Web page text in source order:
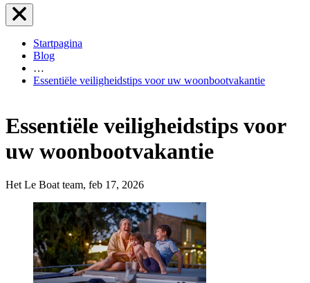
Startpagina
Blog
…
Essentiële veiligheidstips voor uw woonbootvakantie
Essentiële veiligheidstips voor
uw woonbootvakantie
Het Le Boat team, feb 17, 2026